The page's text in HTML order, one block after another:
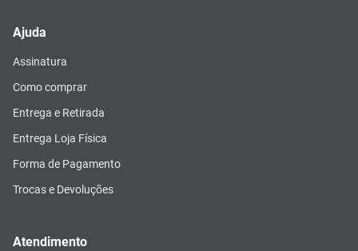
Ajuda
Assinatura
Como comprar
Entrega e Retirada
Entrega Loja Física
Forma de Pagamento
Trocas e Devoluções
Atendimento